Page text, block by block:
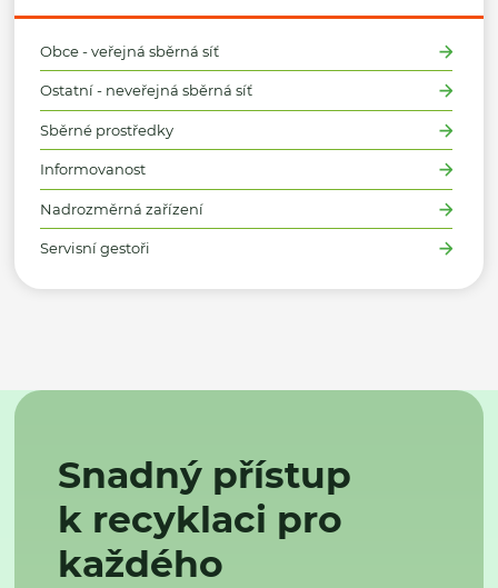
Obce - veřejná sběrná síť
Ostatní - neveřejná sběrná síť
Sběrné prostředky
Informovanost
Nadrozměrná zařízení
Servisní gestoři
Snadný přístup
k recyklaci pro
každého